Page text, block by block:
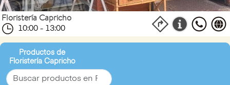
Floristería Capricho
10:00 - 13:00
Productos de
Floristería Capricho